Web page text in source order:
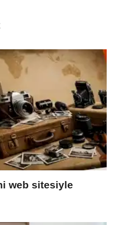
web sitesiyle